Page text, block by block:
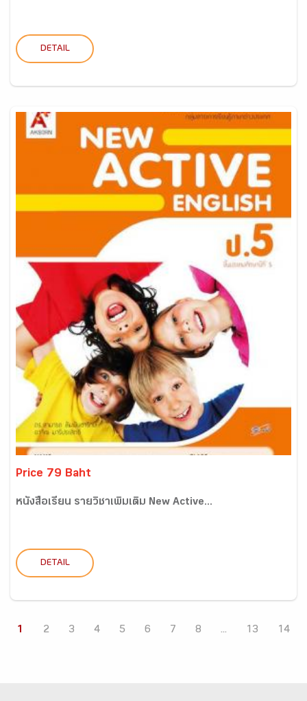
DETAIL
Price 79 Baht
หนังสือเรียน รายวิชาเพิ่มเติม New Active...
DETAIL
1 2 3 4 5 6 7 8 ... 13 14